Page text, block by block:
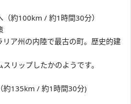
約100km / 約1時間30分）
の内陸で最古の町。歴史的建
プしたかのようです。
/ 約1時間30分)